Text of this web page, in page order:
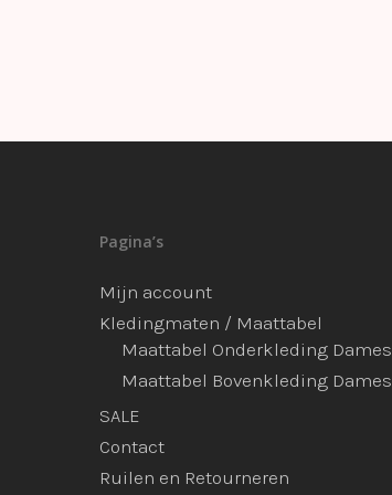
Pagina’s
Mijn account
Kledingmaten / Maattabel
Maattabel Onderkleding Dames
Maattabel Bovenkleding Dames
SALE
Contact
Ruilen en Retourneren